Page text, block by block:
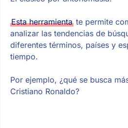
Esta herramientate permite
analizar las tendencias de
diferentes términos, países y
tiempo.
Por ejemplo, ¿qué se busca
Cristiano Ronaldo?